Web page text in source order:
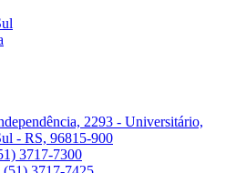
2293 - Universitário,
- RS, 96815-900
3717-7300